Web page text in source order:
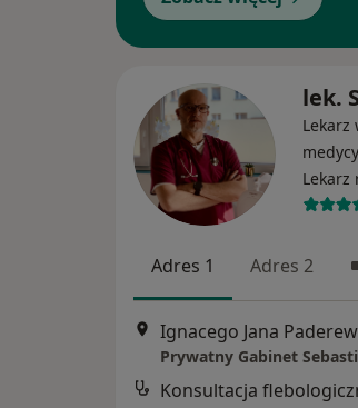
lek.
Lekarz
Lekarz
Adres 1 Adres 2
Prywatny Gabinet
Konsultacja